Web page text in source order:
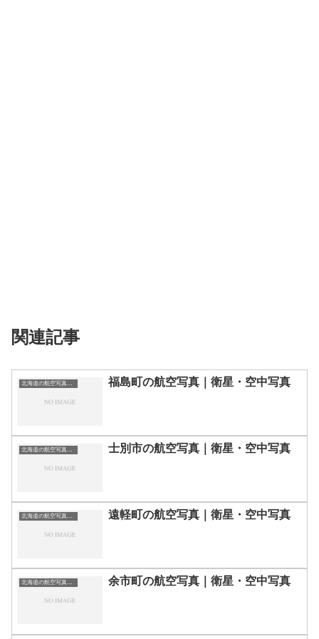
関連記事
北海道の航空写真・空中写真 福島町の航空写真｜衛星・空中写真
北海道の航空写真・空中写真 士別市の航空写真｜衛星・空中写真
北海道の航空写真・空中写真 遠軽町の航空写真｜衛星・空中写真
北海道の航空写真・空中写真 余市町の航空写真｜衛星・空中写真